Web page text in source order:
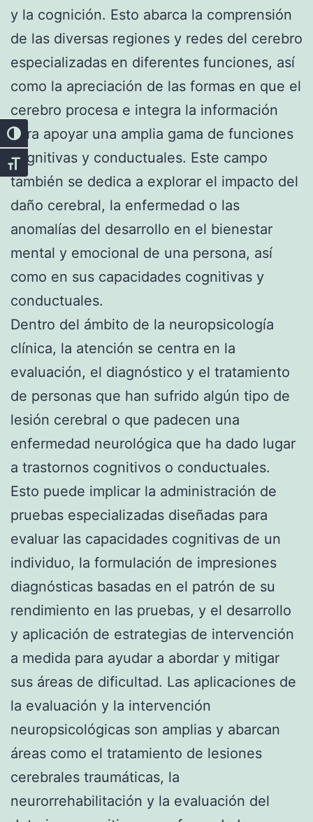
Alternar alto contraste
Alternar tamaño de letra
y la cognición. Esto abarca la comprensión
de las diversas regiones y redes del cerebro
especializadas en diferentes funciones, así
como la apreciación de las formas en que el
cerebro procesa e integra la información
para apoyar una amplia gama de funciones
cognitivas y conductuales. Este campo
también se dedica a explorar el impacto del
daño cerebral, la enfermedad o las
anomalías del desarrollo en el bienestar
mental y emocional de una persona, así
como en sus capacidades cognitivas y
conductuales.
Dentro del ámbito de la neuropsicología
clínica, la atención se centra en la
evaluación, el diagnóstico y el tratamiento
de personas que han sufrido algún tipo de
lesión cerebral o que padecen una
enfermedad neurológica que ha dado lugar
a trastornos cognitivos o conductuales.
Esto puede implicar la administración de
pruebas especializadas diseñadas para
evaluar las capacidades cognitivas de un
individuo, la formulación de impresiones
diagnósticas basadas en el patrón de su
rendimiento en las pruebas, y el desarrollo
y aplicación de estrategias de intervención
a medida para ayudar a abordar y mitigar
sus áreas de dificultad. Las aplicaciones de
la evaluación y la intervención
neuropsicológicas son amplias y abarcan
áreas como el tratamiento de lesiones
cerebrales traumáticas, la
neurorrehabilitación y la evaluación del